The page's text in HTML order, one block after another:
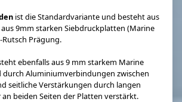
ist die Standardvariante und besteht aus
9mm starken Siebdruckplatten (Marine
Prägung.
ebenfalls aus 9 mm starkem Marine
durch Aluminiumverbindungen zwischen
seitliche Verstärkungen durch langen
beiden Seiten der Platten verstärkt.